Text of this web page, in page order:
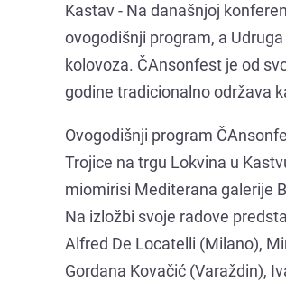
Kastav - Na današnjoj
ovogodišnji program, a
kolovoza. ČAnsonfest je od
godine tradicionalno održava
Ovogodišnji program
Trojice na trgu Lokvina u
miomirisi Mediterana galerije
Na izložbi svoje radove
Alfred De Locatelli (Milano),
Gordana Kovačić (Varaždin),